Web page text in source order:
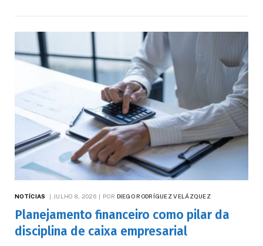
NOTÍCIAS JULHO 8, 2026 POR DIEGO RODRÍGUEZ VELÁZQUEZ
Planejamento financeiro como pilar da
disciplina de caixa empresarial